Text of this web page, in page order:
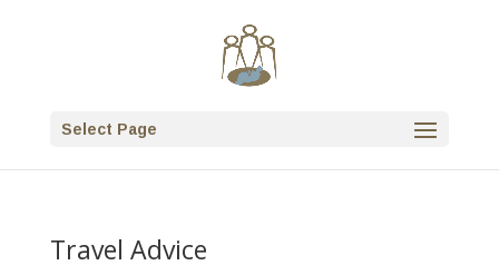
Select Page
Travel Advice